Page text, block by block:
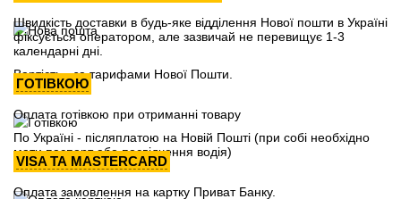
Швидкість доставки в будь-яке відділення Нової пошти в Україні
фіксується оператором, але зазвичай не перевищує 1-3
календарні дні.
Вартість - за тарифами Нової Пошти.
ГОТІВКОЮ
Оплата готівкою при отриманні товару
По Україні - післяплатою на Новій Пошті (при собі необхідно
мати паспорт або посвідчення водія)
VISA ТА MASTERCARD
Оплата замовлення на картку Приват Банку.